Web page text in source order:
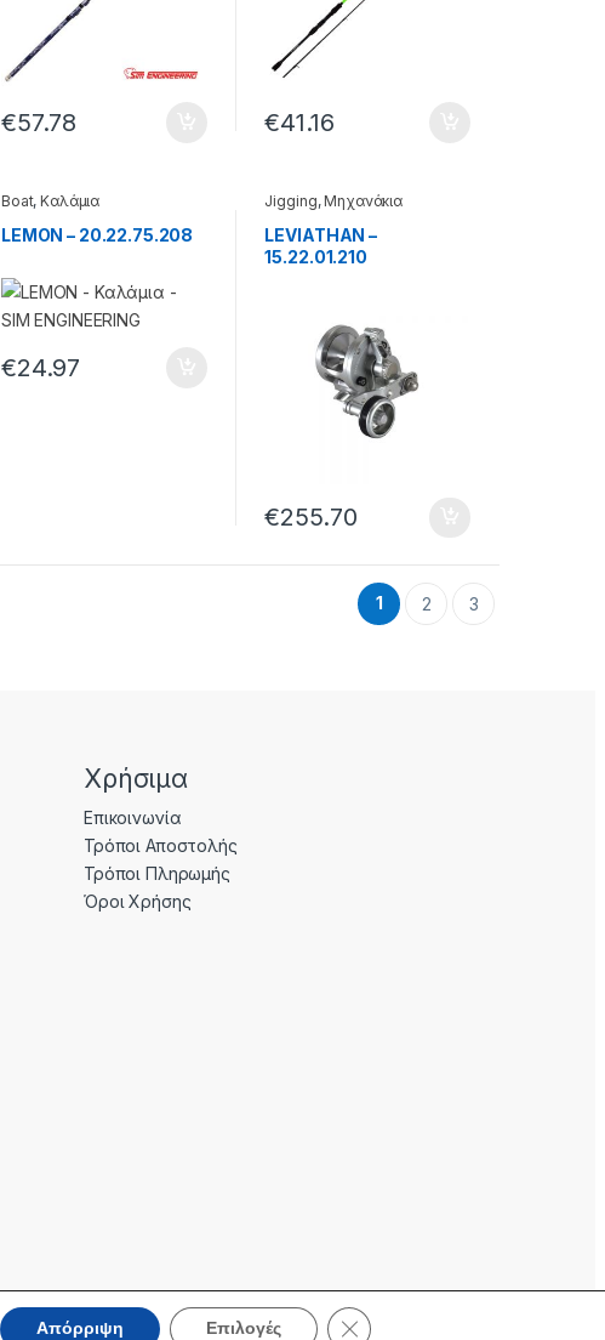
€57.78 €41.16
Boat,Καλάμια
LEMON – 20.22.75.208
€24.97
Jigging,Μηχανάκια
LEVIATHAN –
15.22.01.210
€255.70
1 2 3
Χρήσιμα
Επικοινωνία
Τρόποι Αποστολής
Τρόποι Πληρωμής
Όροι Χρήσης
Απόρριψη Επιλογές Κλείσιμο του Cookie banner για